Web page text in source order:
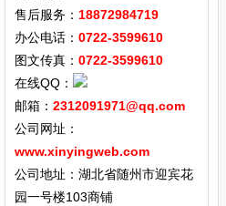
售后服务： 18872984719
办公电话： 0722-3599610
图文传真： 0722-3599610
在线QQ：
邮箱： 2312091971@qq.com
公司网址：
www.xinyingweb.com
公司地址：湖北省随州市迎宾花
园一号楼103商铺